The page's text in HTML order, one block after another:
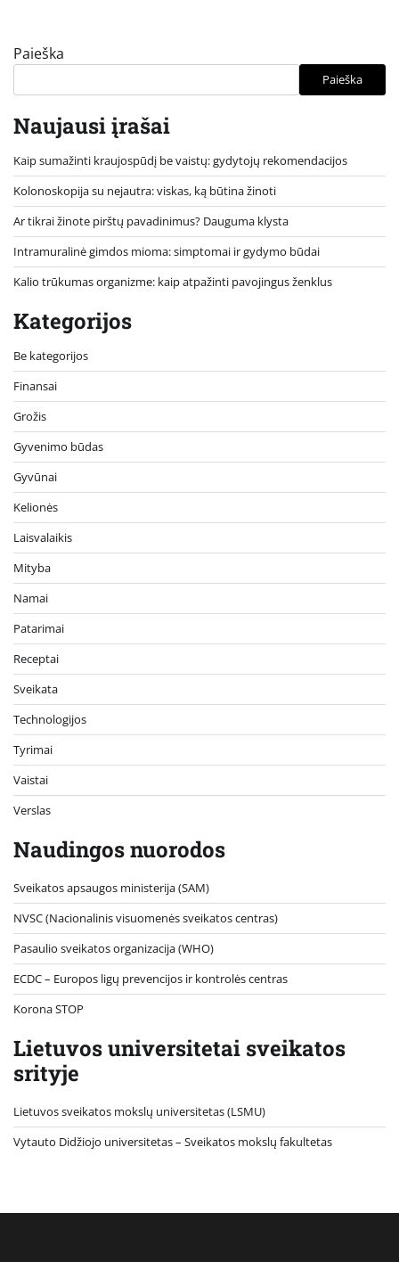
Paieška
Paieška
Naujausi įrašai
Kaip sumažinti kraujospūdį be vaistų: gydytojų rekomendacijos
Kolonoskopija su nejautra: viskas, ką būtina žinoti
Ar tikrai žinote pirštų pavadinimus? Dauguma klysta
Intramuralinė gimdos mioma: simptomai ir gydymo būdai
Kalio trūkumas organizme: kaip atpažinti pavojingus ženklus
Kategorijos
Be kategorijos
Finansai
Grožis
Gyvenimo būdas
Gyvūnai
Kelionės
Laisvalaikis
Mityba
Namai
Patarimai
Receptai
Sveikata
Technologijos
Tyrimai
Vaistai
Verslas
Naudingos nuorodos
Sveikatos apsaugos ministerija (SAM)
NVSC (Nacionalinis visuomenės sveikatos centras)
Pasaulio sveikatos organizacija (WHO)
ECDC – Europos ligų prevencijos ir kontrolės centras
Korona STOP
Lietuvos universitetai sveikatos
srityje
Lietuvos sveikatos mokslų universitetas (LSMU)
Vytauto Didžiojo universitetas– Sveikatos mokslų fakultetas